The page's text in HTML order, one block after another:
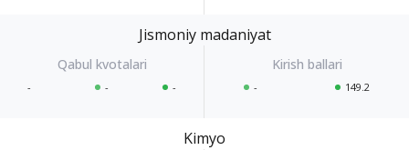
Jismoniy madaniyat
- - - - 149.2
Kimyo